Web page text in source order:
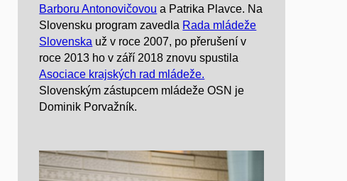
Barboru Antonovičovou a Patrika Plavce. Na
Slovensku program zavedla Rada mládeže
Slovenska už v roce 2007, po přerušení v
roce 2013 ho v září 2018 znovu spustila
Asociace krajských rad mládeže.
Slovenským zástupcem mládeže OSN je
Dominik Porvažník.